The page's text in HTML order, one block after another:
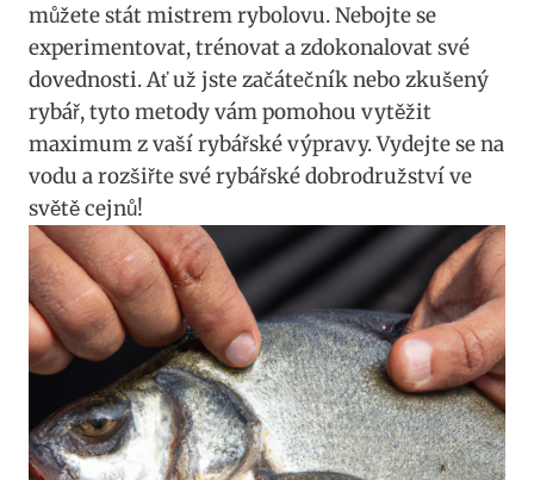
můžete stát mistrem rybolovu. Nebojte se
experimentovat, trénovat a zdokonalovat své
dovednosti. Ať už jste začátečník nebo zkušený
rybář, tyto metody vám pomohou vytěžit
maximum z vaší rybářské výpravy. Vydejte se na
vodu a rozšiřte své rybářské dobrodružství ve
světě cejnů!